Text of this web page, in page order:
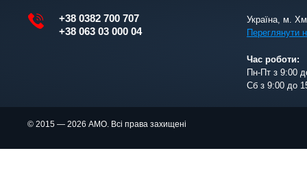
+38 0382 700 707
+38 063 03 000 04
Україна, м.
Переглянути
Час роботи:
Пн-Пт з 9:00
Сб з 9:00 до
© 2015 — 2026 АМО. Всі права захищені